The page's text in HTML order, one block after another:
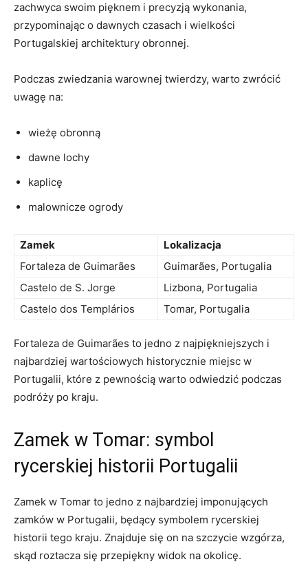
zachwyca swoim pięknem i precyzją wykonania,
przypominając ‍o ⁤dawnych czasach i wielkości
Portugalskiej​ architektury obronnej.
Podczas zwiedzania warownej ‍twierdzy, ‍warto zwrócić
uwagę na:
wieżę obronną
dawne lochy
kaplicę
malownicze ogrody
Zamek
Lokalizacja
Fortaleza de Guimarães
Guimarães, Portugalia
Castelo de S. Jorge
Lizbona, Portugalia
Castelo⁣ dos Templários
Tomar, ‍Portugalia
Fortaleza de Guimarães to jedno z najpiękniejszych⁢ i
najbardziej wartościowych historycznie miejsc w
Portugalii, które z‍ pewnością ⁤warto odwiedzić podczas
podróży po kraju.
Zamek w Tomar: symbol
rycerskiej historii ⁢Portugalii
Zamek⁣ w⁣ Tomar to jedno⁢ z najbardziej imponujących
zamków w Portugalii, będący ‍symbolem rycerskiej​
historii tego kraju. Znajduje​ się ​on na szczycie wzgórza,‌
skąd roztacza‌ się przepiękny widok na okolicę.